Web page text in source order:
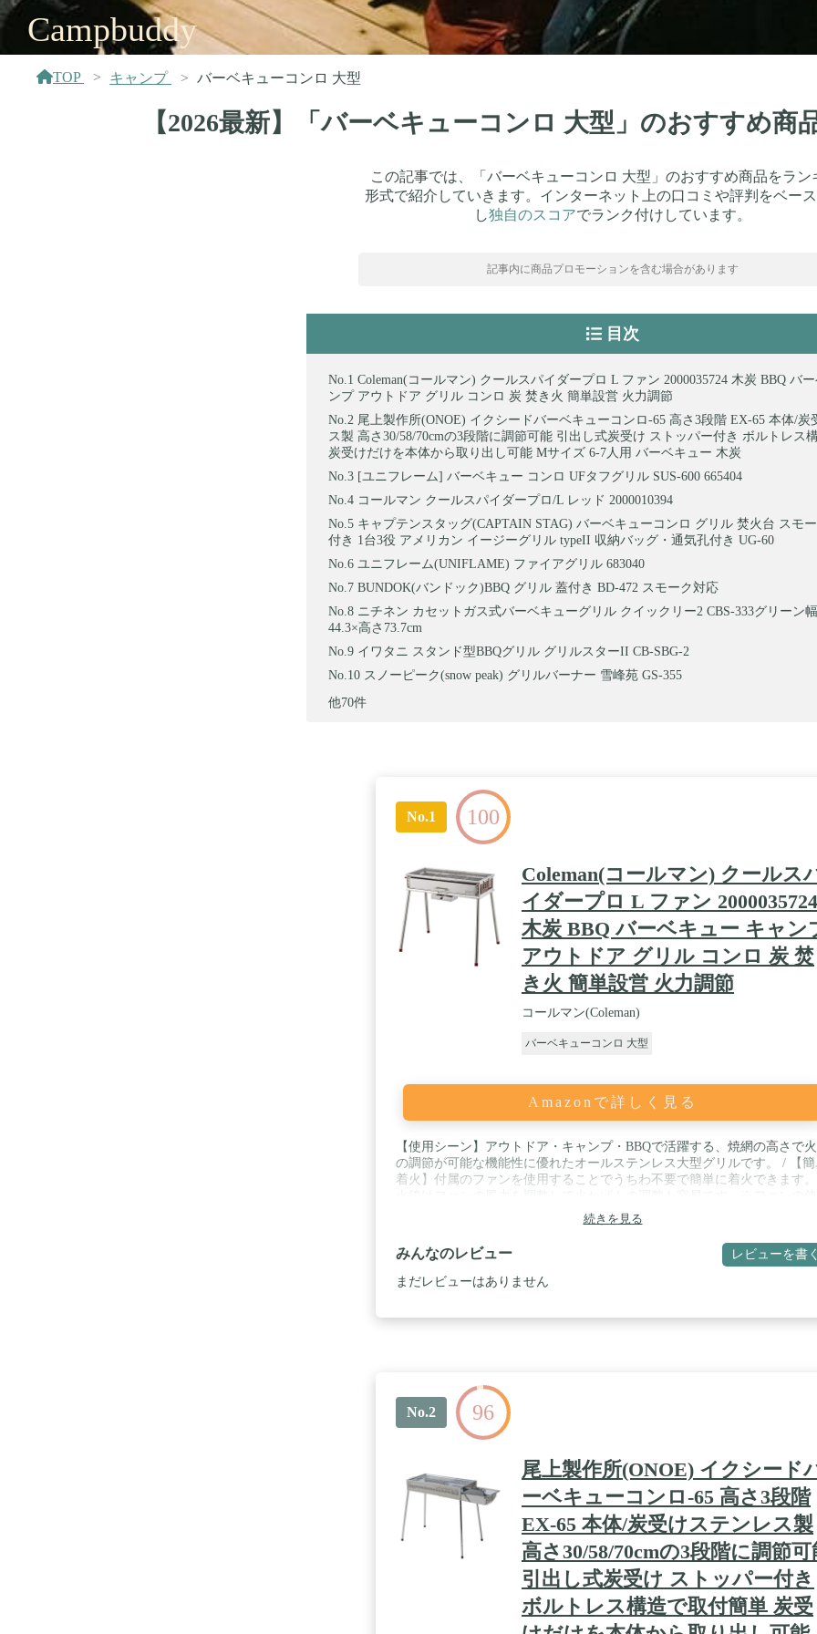
Campbuddy
TOP キャンプ バーベキューコンロ 大型
【2026最新】「バーベキューコンロ 大型」のおすすめ商
この記事では、「バーベキューコンロ 大型」のおすすめ商品をラン
形式で紹介していきます。インターネット上の口コミや評判をベー
し独自のスコアでランク付けしています。
記事内に商品プロモーションを含む場合があります
目次
Coleman(コールマン) クールスパイダープロ L ファン 2000035724 木炭 BBQ バ
ンプ アウトドア グリル コンロ 炭 焚き火 簡単設営 火力調節
尾上製作所(ONOE) イクシードバーベキューコンロ-65 高さ3段階 EX-65 本体/炭
ス製 高さ30/58/70cmの3段階に調節可能 引出し式炭受け ストッパー付き ボルトレス
炭受けだけを本体から取り出し可能 Mサイズ 6-7人用 バーベキュー 木炭
[ユニフレーム] バーベキュー コンロ UFタフグリル SUS-600 665404
コールマン クールスパイダープロ/L レッド 2000010394
キャプテンスタッグ(CAPTAIN STAG) バーベキューコンロ グリル 焚火台 スモ
付き 1台3役 アメリカン イージーグリル typeII 収納バッグ・通気孔付き UG-60
ユニフレーム(UNIFLAME) ファイアグリル 683040
BUNDOK(バンドック)BBQ グリル 蓋付き BD-472 スモーク対応
ニチネン カセットガス式バーベキューグリル クイックリー2 CBS-333グリーン
44.3×高さ73.7cm
イワタニ スタンド型BBQグリル グリルスターII CB-SBG-2
スノーピーク(snow peak) グリルバーナー 雪峰苑 GS-355
他70件
No.1 100
Coleman(コールマン) クールス
イダープロ L ファン 2000035724
木炭 BBQ バーベキュー キャン
アウトドア グリル コンロ 炭 焚
き火 簡単設営 火力調節
コールマン(Coleman)
バーベキューコンロ 大型
Amazonで詳しく見る
【使用シーン】アウトドア・キャンプ・BBQで活躍する、焼網の高さで
の調節が可能な機能性に優れたオールステンレス大型グリルです。 / 【簡
着火】付属のファンを使用することでうちわ不要で簡単に着火できます
にはアルカリ乾電池単三型が8本必要です。(別売) / 【火力調節可能】焼面
の高さが4段階にセット可能で、食材や焼き加減に応じて、遠火から近火ま
で好みの火力に調節できます。 / 【さびにくいステンレスボディ】通気
良く燃焼効率の高いメッシュボディーは、さびにくいステンレス製とな
いますので、永く愛用することが出来ます。 / 【便利な炭受け】料理中で
【アフターサービス】各種パーツのご用意がございますので安心してお使
頂けます。 詳しくはコールマンHPのパーツリストをご確認ください。
続きを見る
みんなのレビュー レビューを書く
まだレビューはありません
No.2 96
尾上製作所(ONOE) イクシード
ーベキューコンロ-65 高さ3段階
EX-65 本体/炭受けステンレス製
高さ30/58/70cmの3段階に調節可
引出し式炭受け ストッパー付き
ボルトレス構造で取付簡単 炭受